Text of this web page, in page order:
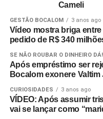
Cameli
GESTÃO BOCALOM 3 anos ago
Vídeo mostra briga
pedido de R$ 340
SE NÃO ROUBAR O DINHEIRO DÁ!
Após empréstimo ser
Bocalom exonere Valtim
CURIOSIDADES 3 anos ago
VÍDEO: Após assumir
vai se lançar como